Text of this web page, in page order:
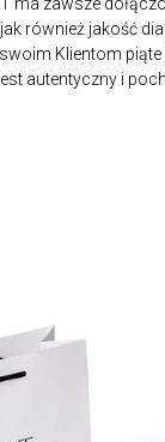
również jakość
Klientom
autentyczny i